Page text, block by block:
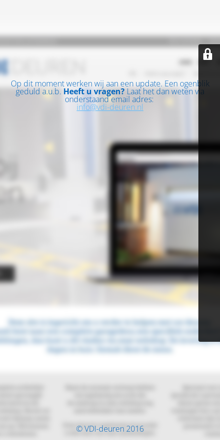
Op dit moment werken wij aan een update. Een ogenblik
geduld a.u.b. Heeft u vragen? Laat het dan weten via
onderstaand email adres:
info@vdi-deuren.nl
© VDI-deuren 2016